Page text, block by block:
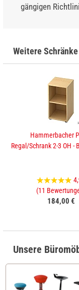
gängigen
Weitere
Hammerbacher
Regal/Schrank 2-3 OH -
(11
184,00 €
Unsere